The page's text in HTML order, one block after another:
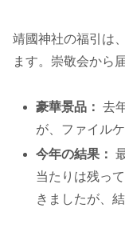
靖國神社の福引は
ます。崇敬会から
豪華景品： 去
が、ファイル
今年の結果：
当たりは残っ
きましたが、